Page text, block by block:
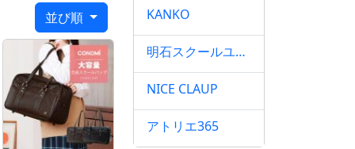
が異なる場合
並び順 KANKO
明石スクールユニフォームカンパニー
NICE CLAUP
アトリエ365